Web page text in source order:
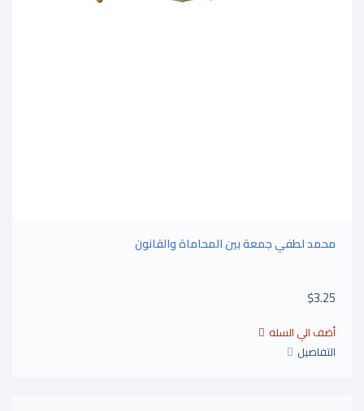
محمد لطفي جمعة بين المحاماة والقانون
$3.25
التفاصيل